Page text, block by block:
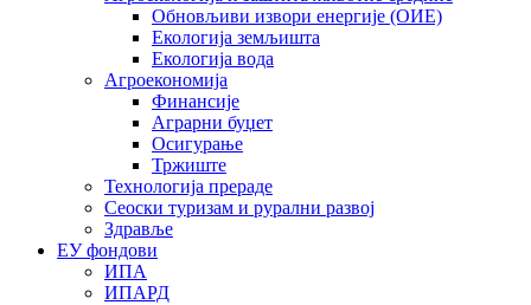
Обновљиви извори енергије (ОИЕ)
Екологија земљишта
Екологија вода
Агроекономија
Финансије
Аграрни буџет
Осигурање
Тржиште
Технологија прераде
Сеоски туризам и рурални развој
Здравље
ЕУ фондови
ИПА
ИПАРД